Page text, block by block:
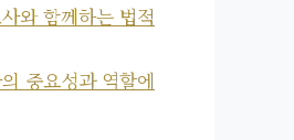
와 함께하는 법적
중요성과 역할에